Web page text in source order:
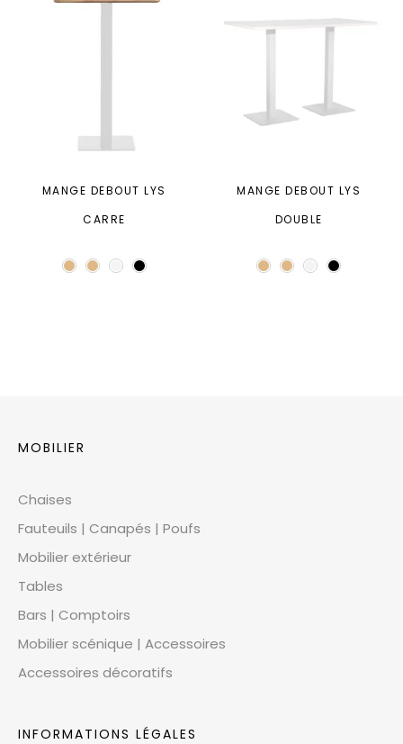
MANGE DEBOUT LYS
CARRE
MANGE DEBOUT LYS
DOUBLE
MOBILIER
Chaises
Fauteuils | Canapés | Poufs
Mobilier extérieur
Tables
Bars | Comptoirs
Mobilier scénique | Accessoires
Accessoires décoratifs
INFORMATIONS LÉGALES